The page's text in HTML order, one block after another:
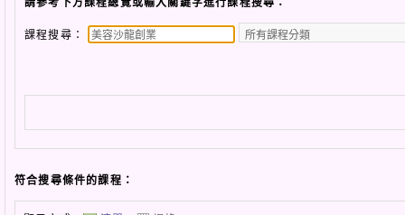
請參考下方課程總覽或輸入關鍵字進行課程搜尋：
課程搜尋：
符合搜尋條件的課程：